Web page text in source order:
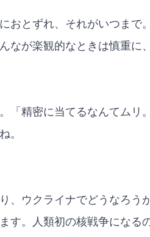
おとずれ、それがいつまで
なが楽観的なときは慎重に
「精密に当てるなんてムリ
。
、ウクライナでどうなろう
す。人類初の核戦争になる